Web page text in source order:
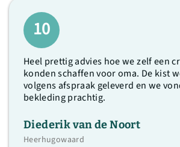
10
Heel prettig advies hoe we zelf een
konden schaffen voor oma. De kist
volgens afspraak geleverd en we
bekleding prachtig.
Diederik van de Noort
Heerhugowaard